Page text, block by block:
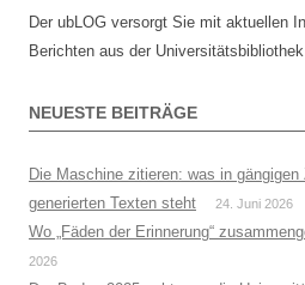
Der ubLOG versorgt Sie mit aktuellen
Berichten aus der Universitätsbibliothek
NEUESTE BEITRÄGE
Die Maschine zitieren: was in
generierten Texten steht
24. Juni 2026
Wo „Fäden der Erinnerung“
2026